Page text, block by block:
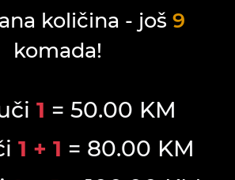
količina - još 9
komada!
1 = 50.00 KM
1 + 1 = 80.00 KM